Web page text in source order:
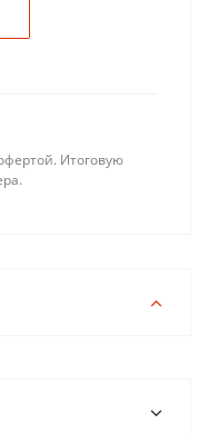
Итоговую